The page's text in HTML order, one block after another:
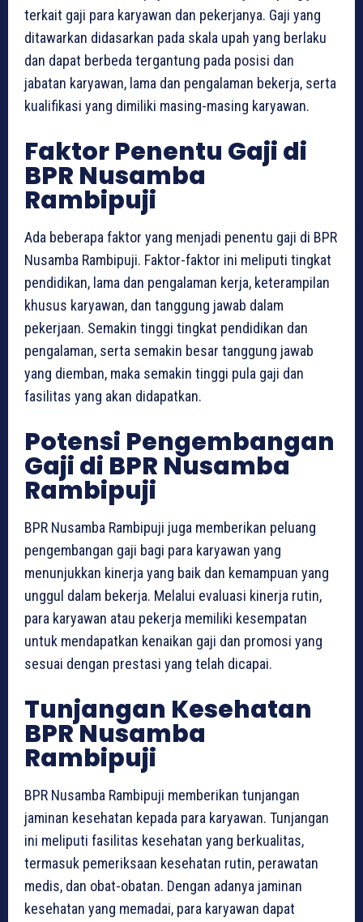
terkait gaji para karyawan dan pekerjanya. Gaji yang
ditawarkan didasarkan pada skala upah yang berlaku
dan dapat berbeda tergantung pada posisi dan
jabatan karyawan, lama dan pengalaman bekerja, serta
kualifikasi yang dimiliki masing-masing karyawan.
Faktor Penentu Gaji di
BPR Nusamba
Rambipuji
Ada beberapa faktor yang menjadi penentu gaji di BPR
Nusamba Rambipuji. Faktor-faktor ini meliputi tingkat
pendidikan, lama dan pengalaman kerja, keterampilan
khusus karyawan, dan tanggung jawab dalam
pekerjaan. Semakin tinggi tingkat pendidikan dan
pengalaman, serta semakin besar tanggung jawab
yang diemban, maka semakin tinggi pula gaji dan
fasilitas yang akan didapatkan.
Potensi Pengembangan
Gaji di BPR Nusamba
Rambipuji
BPR Nusamba Rambipuji juga memberikan peluang
pengembangan gaji bagi para karyawan yang
menunjukkan kinerja yang baik dan kemampuan yang
unggul dalam bekerja. Melalui evaluasi kinerja rutin,
para karyawan atau pekerja memiliki kesempatan
untuk mendapatkan kenaikan gaji dan promosi yang
sesuai dengan prestasi yang telah dicapai.
Tunjangan Kesehatan
BPR Nusamba
Rambipuji
BPR Nusamba Rambipuji memberikan tunjangan
jaminan kesehatan kepada para karyawan. Tunjangan
ini meliputi fasilitas kesehatan yang berkualitas,
termasuk pemeriksaan kesehatan rutin, perawatan
medis, dan obat-obatan. Dengan adanya jaminan
kesehatan yang memadai, para karyawan dapat